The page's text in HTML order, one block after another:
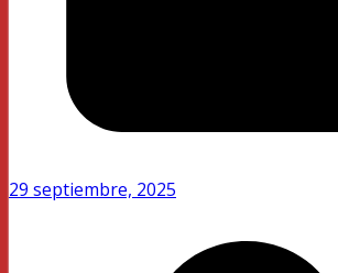
29 septiembre, 2025